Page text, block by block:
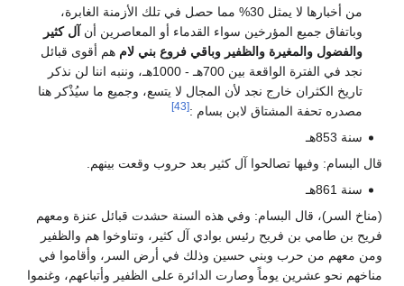
من أخبارها لا يمثل 30% مما حصل في تلك الأزمنة الغابرة،
وباتفاق جميع المؤرخين سواء القدماء أو المعاصرين أن آل كثير
والفضول والمغيرة والظفير وباقي فروع بني لام هم أقوى قبائل
نجد في الفترة الواقعة بين 700هـ - 1000هـ، وننبه اننا لن نذكر
تاريخ الكثران خارج نجد لأن المجال لا يتسع، وجميع ما سيُذْكر هنا
مصدره تحفة المشتاق لابن بسام :[43]
سنة 853هـ
قال البسام: وفيها تصالحوا آل كثير بعد حروب وقعت بينهم.
سنة 861هـ
(مناخ السر)، قال البسام: وفي هذه السنة حشدت قبائل عنزة ومعهم
فريح بن طامي بن فريح رئيس بوادي آل كثير، وتناوخوا هم والظفير
ومن معهم من حرب وبني حسين وذلك في أرض السر، وأقاموا في
مناخهم نحو عشرين يوماً وصارت الدائرة على الظفير وأتباعهم، وغنموا